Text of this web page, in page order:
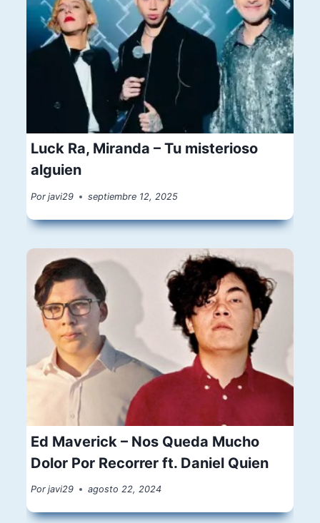
Luck Ra, Miranda – Tu misterioso
alguien
Por javi29 septiembre 12, 2025
Ed Maverick – Nos Queda Mucho
Dolor Por Recorrer ft. Daniel Quien
Por javi29 agosto 22, 2024